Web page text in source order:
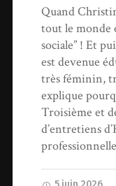
Quand
tout le monde
sociale” ! Et
est devenue
très féminin,
explique
Troisième et
d’entretiens